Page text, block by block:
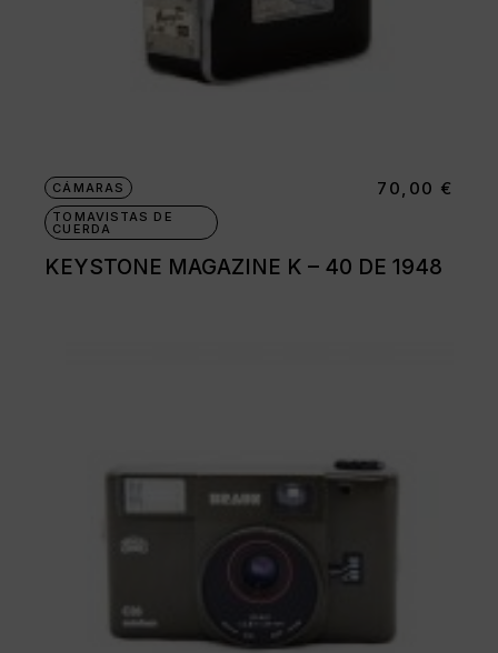
CÁMARAS
TOMAVISTAS DE
CUERDA
KEYSTONE MAGAZINE K – 40 DE 1948
70,00 €